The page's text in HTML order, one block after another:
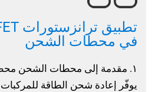
في محطات الشحن
١. مقدمة إلى محطات الشحن
يوفّر إعادة شحن الطاقة للمركبات